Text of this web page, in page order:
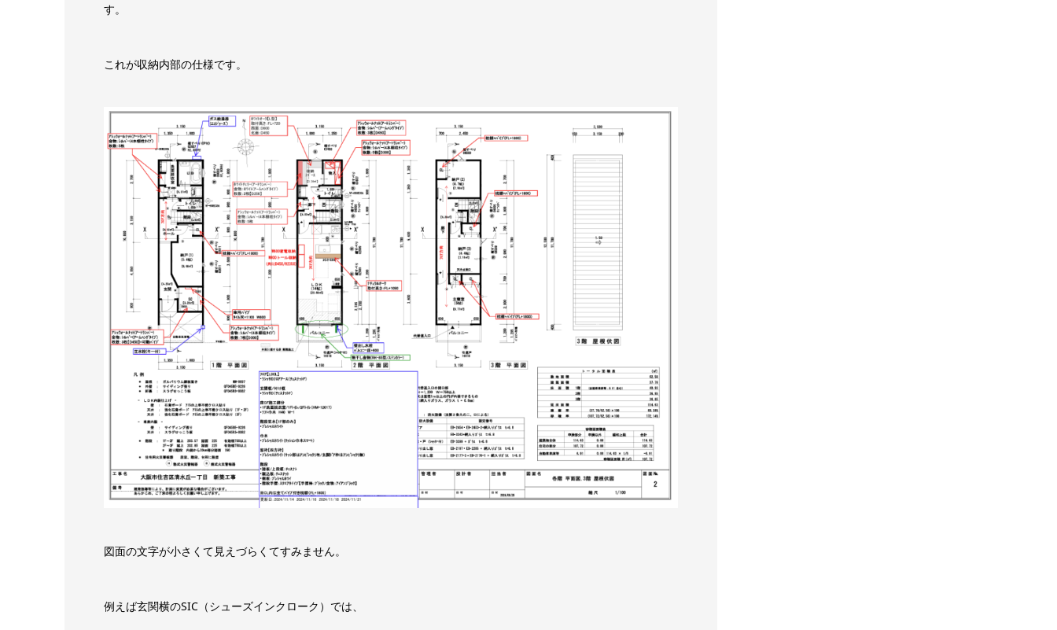
す。
これが収納内部の仕様です。
図面の文字が小さくて見えづらくてすみません。
例えば玄関横のSIC（シューズインクローク）では、